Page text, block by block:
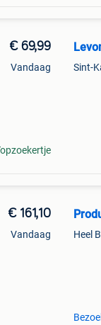
€ 69,99
Vandaag Sint-
€ 161,10
Vandaag Heel